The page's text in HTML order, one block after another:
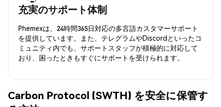
充実のサポート体制
Phemexは、24時間365日対応の多言語カスタマーサポート
を提供しています。また、テレグラムやDiscordといったコ
ミュニティ内でも、サポートスタッフが積極的に対応して
おり、困ったときもすぐにサポートを受けられます。
Carbon Protocol (SWTH) を安全に保管す